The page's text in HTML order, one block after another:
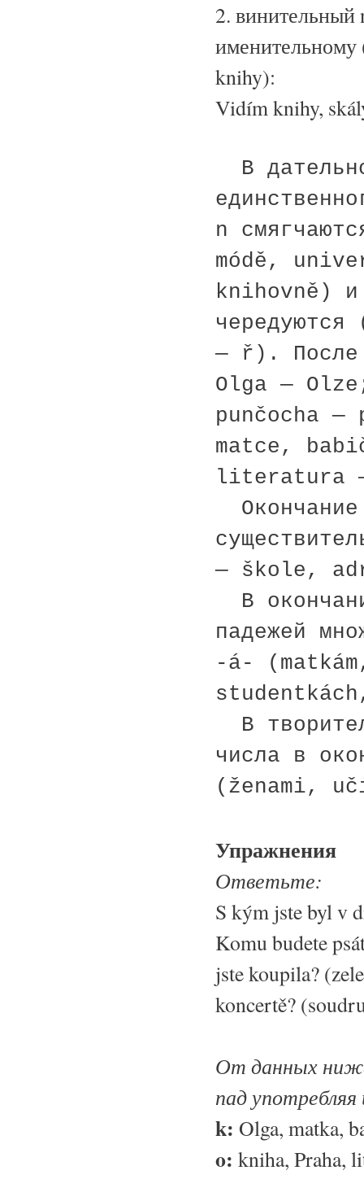
2. винительный
knihy):
Vidím knihy,
В
n
módě,
knihovně)
— ř).
Olga —
punčocha —
matce,
literatura
— škole,
В
падежей
-á-
В
числа в
(ženami,
Упражнения
Ответьте:
S kým jste byl v
Komu budete
jste koupila?
koncertě?
От данных
пад
k: Olga, matka,
o: kniha, Praha,